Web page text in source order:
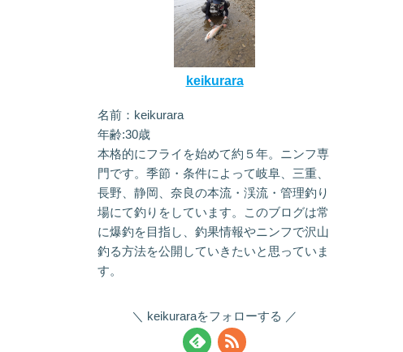
keikurara
名前：keikurara
年齢:30歳
本格的にフライを始めて約５年。ニンフ専
門です。季節・条件によって岐阜、三重、
長野、静岡、奈良の本流・渓流・管理釣り
場にて釣りをしています。このブログは常
に爆釣を目指し、釣果情報やニンフで沢山
釣る方法を公開していきたいと思っていま
す。
keikuraraをフォローする